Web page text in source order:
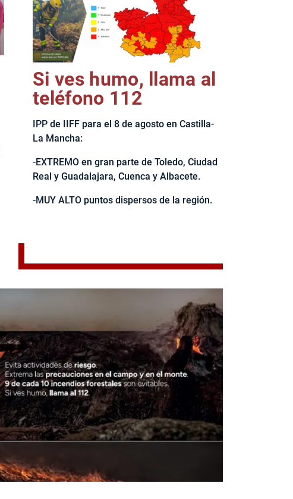
Si ves humo, llama al
teléfono 112
IPP de IIFF para el 8 de agosto en Castilla-
La Mancha:
-EXTREMO en gran parte de Toledo, Ciudad
Real y Guadalajara, Cuenca y Albacete.
-MUY ALTO puntos dispersos de la región.